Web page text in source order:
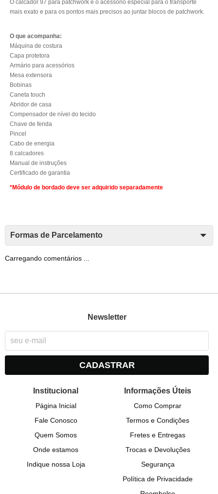
O calcador 97 para patchwork é o acessório especial para o transporte
mais exato e para os pontos mais precisos ao juntar blocos de patchwork.
O que acompanha:
Máquina de costura
Capa protetora
Armário para acessórios
Mesa extensora
Bobinas
Caneta touch
Abridor de casa
Compensador de nível do tecido
Chave de fenda
Pincel
Cabo de energia
8 calcadores
Manual de instruções
Certificado de garantia
*Módulo de bordado deve ser adquirido separadamente
Formas de Parcelamento
Carregando comentários ...
Newsletter
CADASTRAR
Institucional
Página Inicial
Fale Conosco
Quem Somos
Onde estamos
Indique nossa Loja
Informações Úteis
Como Comprar
Termos e Condições
Fretes e Entregas
Trocas e Devoluções
Segurança
Política de Privacidade